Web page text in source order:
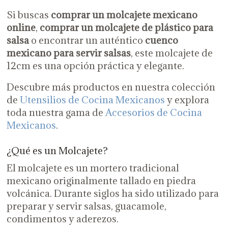
Si buscas comprar un molcajete mexicano
online, comprar un molcajete de plástico para
salsao encontrar un auténtico cuenco
mexicano para servir salsas, este molcajete de
12cm es una opción práctica y elegante.
Descubre más productos en nuestra colección
de Utensilios de Cocina Mexicanos y explora
toda nuestra gama de Accesorios de Cocina
Mexicanos.
¿Qué es un Molcajete?
El molcajete es un mortero tradicional
mexicano originalmente tallado en piedra
volcánica. Durante siglos ha sido utilizado para
preparar y servir salsas, guacamole,
condimentos y aderezos.